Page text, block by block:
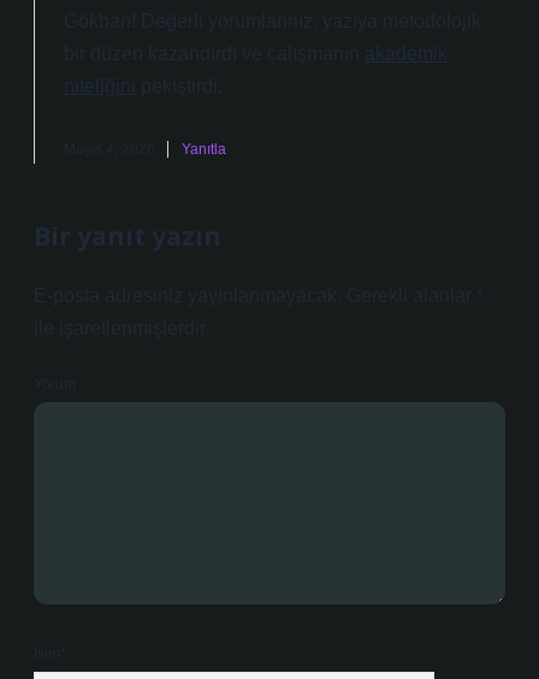
Gökhan! Değerli yorumlarınız, yazıya metodolojik
bir düzen kazandırdı ve çalışmanın akademik
niteliğini pekiştirdi.
Mayıs 4, 2026 Yanıtla
Bir yanıt yazın
E-posta adresiniz yayınlanmayacak. Gerekli alanlar *
ile işaretlenmişlerdir
Yorum
İsim*